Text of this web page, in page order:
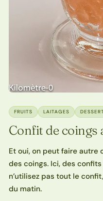
FRUITS LAITAGES
Confit de coings
Et oui, on peut faire autre
des coings. Ici, des
n’utilisez pas tout le
du matin.